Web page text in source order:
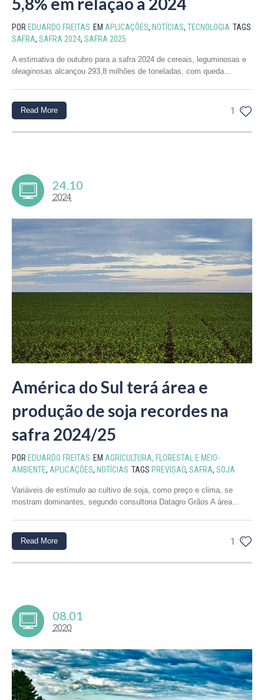
POR EDUARDO FREITAS EM APLICAÇÕES, NOTÍCIAS, TECNOLOGIA TAGS
SAFRA, SAFRA 2024, SAFRA 2025
A estimativa de outubro para a safra 2024 de cereais, leguminosas e
oleaginosas alcançou 293,8 milhões de toneladas, com queda...
1
Read More
24.10
2024
América do Sul terá área e
produção de soja recordes na
safra 2024/25
POR EDUARDO FREITAS EM AGRICULTURA, FLORESTAL E MEIO-
AMBIENTE, APLICAÇÕES, NOTÍCIAS TAGS PREVISAO, SAFRA, SOJA
Variáveis de estímulo ao cultivo de soja, como preço e clima, se
mostram dominantes, segundo consultoria Datagro Grãos A área...
1
Read More
08.01
2020